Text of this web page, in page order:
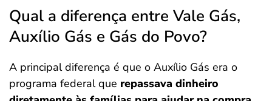
Qual a diferença entre Vale Gás,
Auxílio Gás e Gás do Povo?
A principal diferença é que o Auxílio Gás era o
programa federal que repassava dinheiro